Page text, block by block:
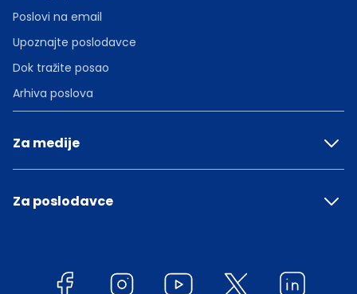
Poslovi na email
Upoznajte poslodavce
Dok tražite posao
Arhiva poslova
Za medije
Za poslodavce